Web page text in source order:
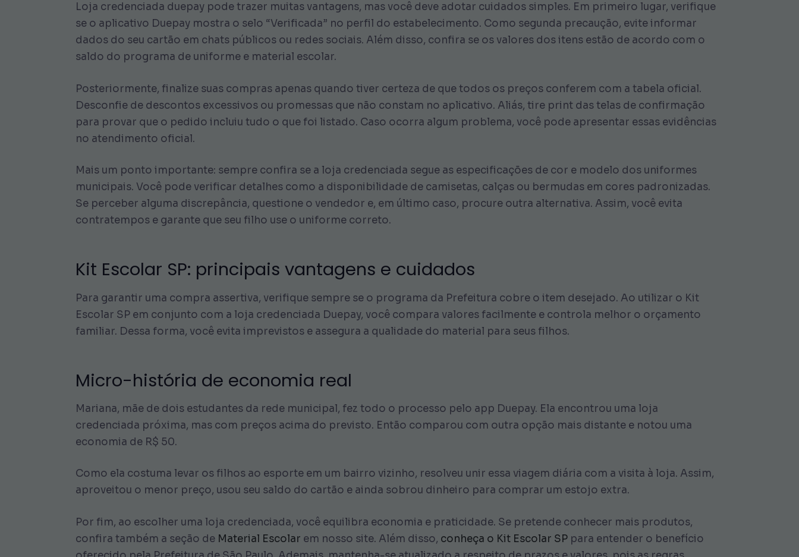
Loja credenciada duepay pode trazer muitas vantagens, mas você deve adotar cuidados simples. Em primeiro lugar, verifique
se o aplicativo Duepay mostra o selo “Verificada” no perfil do estabelecimento. Como segunda precaução, evite informar
dados do seu cartão em chats públicos ou redes sociais. Além disso, confira se os valores dos itens estão de acordo com o
saldo do programa de uniforme e material escolar.
Posteriormente, finalize suas compras apenas quando tiver certeza de que todos os preços conferem com a tabela oficial.
Desconfie de descontos excessivos ou promessas que não constam no aplicativo. Aliás, tire print das telas de confirmação
para provar que o pedido incluiu tudo o que foi listado. Caso ocorra algum problema, você pode apresentar essas evidências
no atendimento oficial.
Mais um ponto importante: sempre confira se a loja credenciada segue as especificações de cor e modelo dos uniformes
municipais. Você pode verificar detalhes como a disponibilidade de camisetas, calças ou bermudas em cores padronizadas.
Se perceber alguma discrepância, questione o vendedor e, em último caso, procure outra alternativa. Assim, você evita
contratempos e garante que seu filho use o uniforme correto.
Kit Escolar SP: principais vantagens e cuidados
Para garantir uma compra assertiva, verifique sempre se o programa da Prefeitura cobre o item desejado. Ao utilizar o Kit
Escolar SP em conjunto com a loja credenciada Duepay, você compara valores facilmente e controla melhor o orçamento
familiar. Dessa forma, você evita imprevistos e assegura a qualidade do material para seus filhos.
Micro-história de economia real
Mariana, mãe de dois estudantes da rede municipal, fez todo o processo pelo app Duepay. Ela encontrou uma loja
credenciada próxima, mas com preços acima do previsto. Então comparou com outra opção mais distante e notou uma
economia de R$ 50.
Como ela costuma levar os filhos ao esporte em um bairro vizinho, resolveu unir essa viagem diária com a visita à loja. Assim,
aproveitou o menor preço, usou seu saldo do cartão e ainda sobrou dinheiro para comprar um estojo extra.
Por fim, ao escolher uma loja credenciada, você equilibra economia e praticidade. Se pretende conhecer mais produtos,
confira também a seção de Material Escolar em nosso site. Além disso, conheça o Kit Escolar SP para entender o benefício